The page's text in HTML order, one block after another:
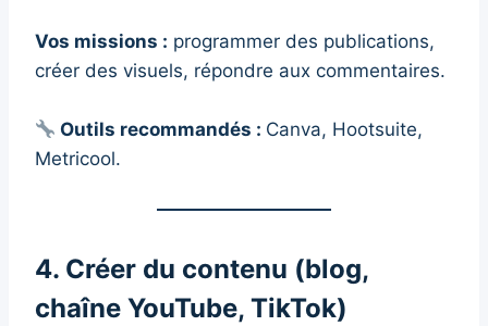
Vos missions : programmer des publications,
créer des visuels, répondre aux commentaires.
Outils recommandés : Canva, Hootsuite,
Metricool.
4. Créer du contenu (blog,
chaîne YouTube, TikTok)